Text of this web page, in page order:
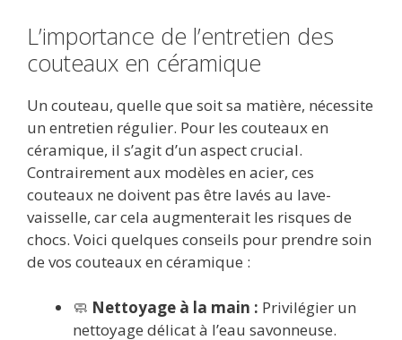
L’importance de l’entretien des
couteaux en céramique
Un couteau, quelle que soit sa matière, nécessite
un entretien régulier. Pour les couteaux en
céramique, il s’agit d’un aspect crucial.
Contrairement aux modèles en acier, ces
couteaux ne doivent pas être lavés au lave-
vaisselle, car cela augmenterait les risques de
chocs. Voici quelques conseils pour prendre soin
de vos couteaux en céramique :
🧼 Nettoyage à la main : Privilégier un
nettoyage délicat à l’eau savonneuse.